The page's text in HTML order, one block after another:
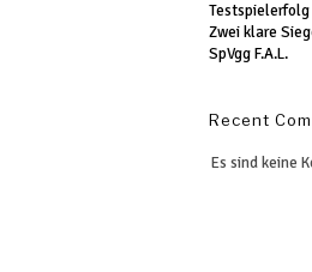
Testspielerfolg
Zwei klare
SpVgg F.A.L.
Recent
Es sind keine